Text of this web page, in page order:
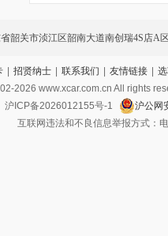
韶关市浈江区韶南大道南创瑞4S店A
| 招贤纳士 | 联系我们 | 友情链接 |
2026 www.xcar.com.cn All rights
沪ICP备2026012155号-1
沪公网
互联网违法和不良信息举报方式：